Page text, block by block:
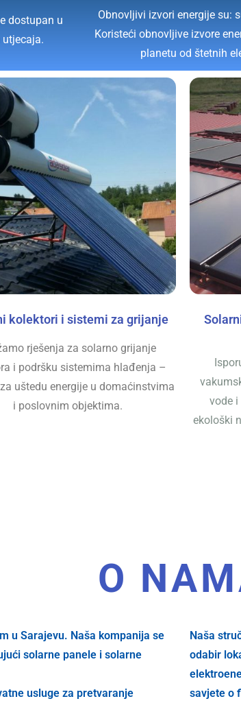
dostupan u
Obnovljivi izvori energije su:
Koristeći obnovljive izvore
planetu od štetnih
kolektori i sistemi za grijanje
rješenja za solarno grijanje
i podršku sistemima hlađenja –
uštedu energije u domaćinstvima
i poslovnim objektima.
vode
ekološki
O
u Sarajevu. Naša kompanija se
solarne panele i solarne
usluge za pretvaranje
Naša
odabir
savjete o